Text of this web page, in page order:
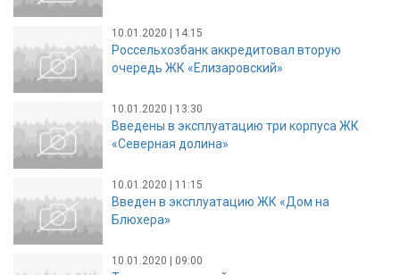
10.01.2020 | 14:15
Россельхозбанк аккредитовал вторую
очередь ЖК «Елизаровский»
10.01.2020 | 13:30
Введены в эксплуатацию три корпуса ЖК
«Северная долина»
10.01.2020 | 11:15
Введен в эксплуатацию ЖК «Дом на
Блюхера»
10.01.2020 | 09:00